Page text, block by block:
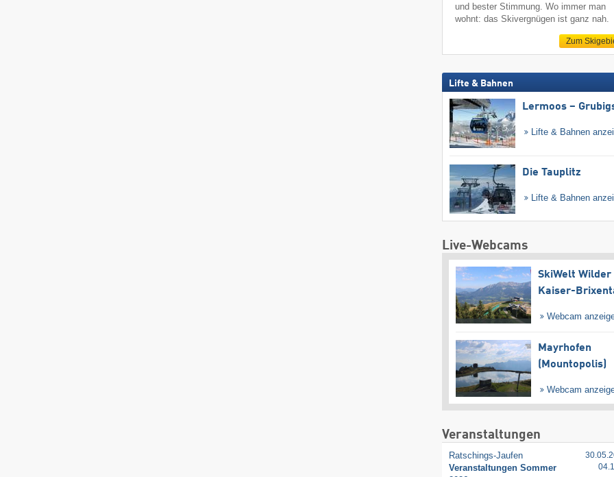
und bester Stimmung. Wo immer man
wohnt: das Skivergnügen ist ganz nah.
Zum
Lifte & Bahnen
Lermoos –
Lifte & Bahnen
Die Tauplitz
Lifte & Bahnen
Live-Webcams
SkiWelt Wilder
Kaiser-
Webcam
Mayrhofen
(Mountopolis)
Webcam
Veranstaltungen
Ratschings-Jaufen
Veranstaltungen Sommer